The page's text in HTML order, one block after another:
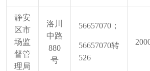
静安
区市
场监
督管
理局
洛川
中路
880
号
56657070；
56657070转
526